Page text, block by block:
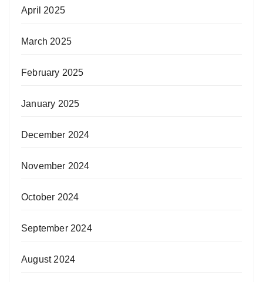
April 2025
March 2025
February 2025
January 2025
December 2024
November 2024
October 2024
September 2024
August 2024